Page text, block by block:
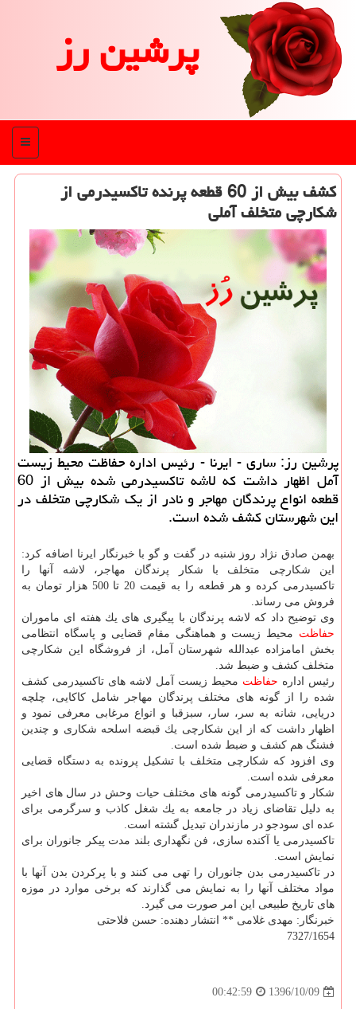
پرشین رز
منو
كشف بیش از 60 قطعه پرنده تاكسیدرمی از
شكارچی متخلف آملی
پرشین رز: ساری - ایرنا - رئیس اداره حفاظت محیط زیست
آمل اظهار داشت كه لاشه تاكسیدرمی شده بیش از 60
قطعه انواع پرندگان مهاجر و نادر از یك شكارچی متخلف در
این شهرستان كشف شده است.
بهمن صادق نژاد روز شنبه در گفت و گو با خبرنگار ایرنا اضافه كرد:
این شكارچی متخلف با شكار پرندگان مهاجر، لاشه آنها را
تاكسیدرمی كرده و هر قطعه را به قیمت 20 تا 500 هزار تومان به
فروش می رساند.
وی توضیح داد كه لاشه پرندگان با پیگیری های یك هفته ای ماموران
حفاظت محیط زیست و هماهنگی مقام قضایی و پاسگاه انتظامی
بخش امامزاده عبدالله شهرستان آمل، از فروشگاه این شكارچی
متخلف كشف و ضبط شد.
رئیس اداره حفاظت محیط زیست آمل لاشه های تاكسیدرمی كشف
شده را از گونه های مختلف پرندگان مهاجر شامل كاكایی، چلچه
دریایی، شانه به سر، سار، سبزقبا و انواع مرغابی معرفی نمود و
اظهار داشت كه از این شكارچی یك قبضه اسلحه شكاری و چندین
فشنگ هم كشف و ضبط شده است.
وی افزود كه شكارچی متخلف با تشكیل پرونده به دستگاه قضایی
معرفی شده است.
شكار و تاكسیدرمی گونه های مختلف حیات وحش در سال های اخیر
به دلیل تقاضای زیاد در جامعه به یك شغل كاذب و سرگرمی برای
عده ای سودجو در مازندران تبدیل گشته است.
تاكسیدرمی یا آكنده سازی، فن نگهداری بلند مدت پیكر جانوران برای
نمایش است.
در تاكسیدرمی بدن جانوران را تهی می كنند و با پركردن بدن آنها با
مواد مختلف آنها را به نمایش می گذارند كه برخی موارد در موزه
های تاریخ طبیعی این امر صورت می گیرد.
خبرنگار: مهدی غلامی ** انتشار دهنده: حسن فلاحتی
7327/1654
1396/10/09
00:42:59